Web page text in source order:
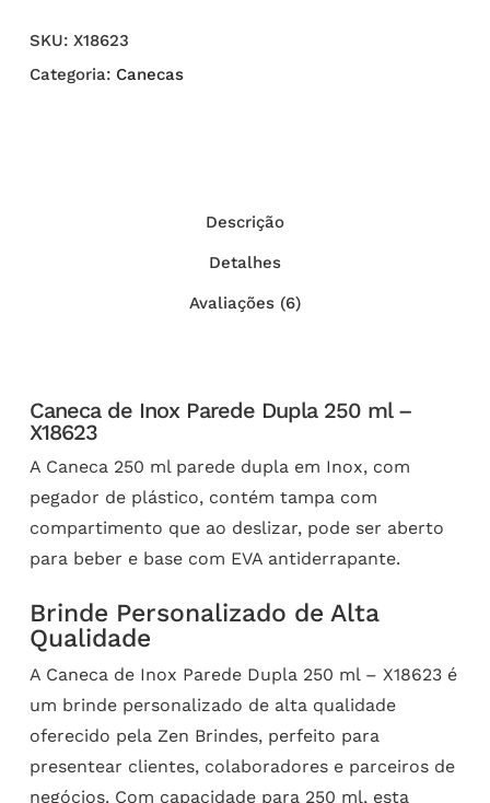
SKU: X18623
Categoria: Canecas
Descrição
Detalhes
Avaliações (6)
Caneca de Inox Parede Dupla 250 ml –
X18623
A Caneca 250 ml parede dupla em Inox, com
pegador de plástico, contém tampa com
compartimento que ao deslizar, pode ser aberto
para beber e base com EVA antiderrapante.
Brinde Personalizado de Alta
Qualidade
A Caneca de Inox Parede Dupla 250 ml – X18623 é
um brinde personalizado de alta qualidade
oferecido pela Zen Brindes, perfeito para
presentear clientes, colaboradores e parceiros de
negócios. Com capacidade para 250 ml, esta